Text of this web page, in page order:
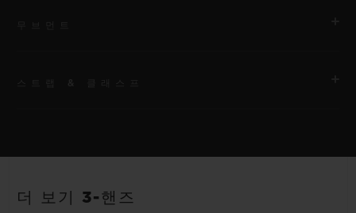
40시간
스트랩
블루.
더 보기 3-핸즈